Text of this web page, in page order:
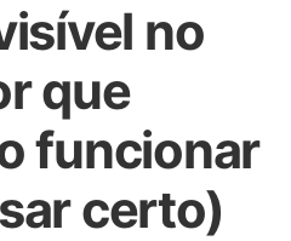
no
que
funcionar
certo)